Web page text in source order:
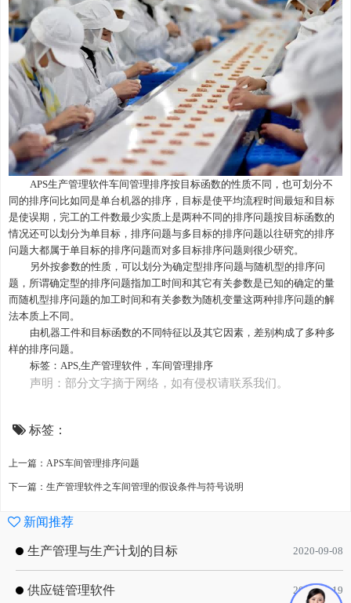
APS生产管理软件车间管理排序按目标函数的性质不同 ， 也可划分不
同的排序问比如同是单台机器的排序 ， 目标是使平均流程时间最短和目标
是使误期 ， 完工的工件数最少实质上是两种不同的排序问题按目标函数的
情况还可以划分为单目标 ， 排序问题与多目标的排序问题以往研究的排序
问题大都属于单目标的排序问题而对多目标排序问题则很少研究。
另外按参数的性质，可以划分为确定型排序问题与随机型的排序问
题 ， 所谓确定型的排序问题指加工时间和其它有关参数是已知的确定的量
而随机型排序问题的加工时间和有关参数为随机变量这两种排序问题的解
法本质上不同。
由机器工件和目标函数的不同特征以及其它因素， 差别构成了多种多
样的排序问题。
标签： APS,生产管理软件，车间管理排序
声明：部分文字摘于网络，如有侵权请联系我们。
标签：
上一篇：APS车间管理排序问题
下一篇：生产管理软件之车间管理的假设条件与符号说明
新闻推荐
生产管理与生产计划的目标 2020-09-08
供应链管理软件 2020-01-19